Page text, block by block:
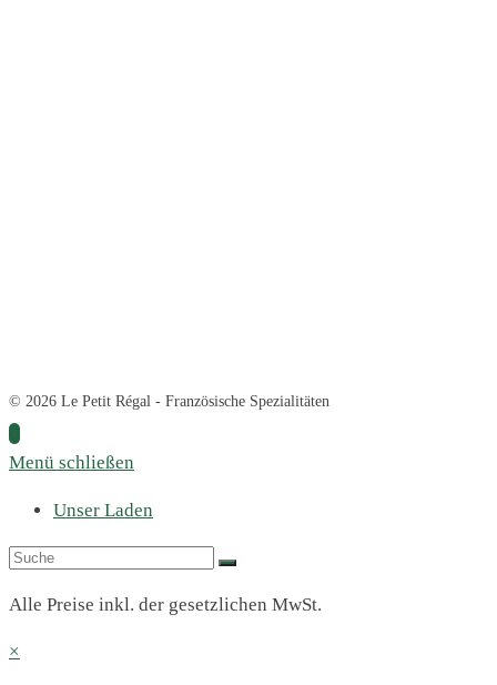
© 2026 Le Petit Régal - Französische Spezialitäten
Menü schließen
Unser Laden
Alle Preise inkl. der gesetzlichen MwSt.
×